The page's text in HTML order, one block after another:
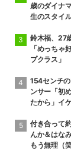
歳のダイナ
生のスタイ
鈴木福、27
「めっちゃ
プクラス」
154センチ
ンサー「初
たから」イ
付き合って
んか＆はな
もう無理（